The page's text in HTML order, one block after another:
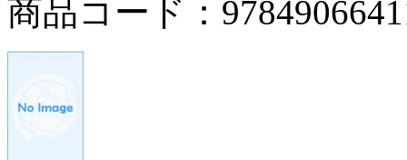
商品コード：